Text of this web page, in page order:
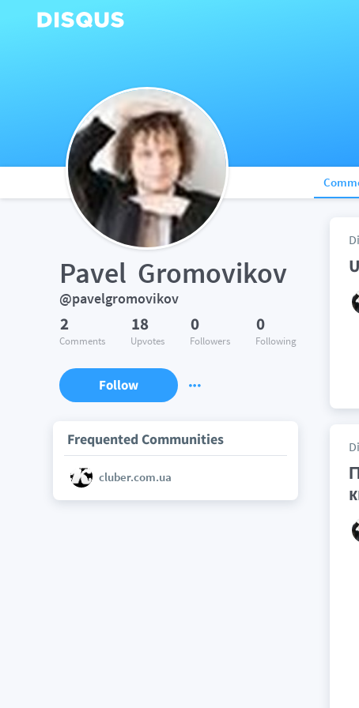
Pavel  Gromovikov
@pavelgromovikov
2
Comments
18
Upvotes
0
Followers
0
Following
Follow
Frequented Communities
cluber.com.ua